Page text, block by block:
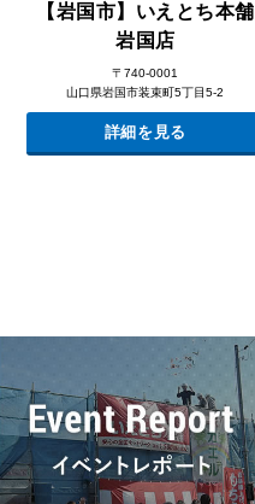
【岩国市】いえとち本舗
岩国店
〒740-0001
山口県岩国市装束町5丁目5-2
詳細を見る